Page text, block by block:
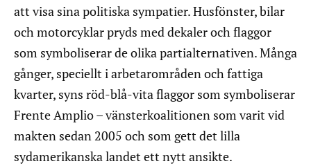
att visa sina politiska sympatier. Husfönster, bilar
och motorcyklar pryds med dekaler och flaggor
som symboliserar de olika partialternativen. Många
gånger, speciellt i arbetarområden och fattiga
kvarter, syns röd-blå-vita flaggor som symboliserar
Frente Amplio – vänsterkoalitionen som varit vid
makten sedan 2005 och som gett det lilla
sydamerikanska landet ett nytt ansikte.